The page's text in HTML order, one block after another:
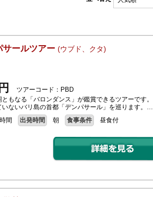
サールツアー (ウブド、クタ)
円
ツアーコード：PBD
もなる「バロンダンス」が鑑賞できるツアーです。
いないバリ島の首都「デンパサール」を巡ります。…
間 出発時間 朝 食事条件 昼食付